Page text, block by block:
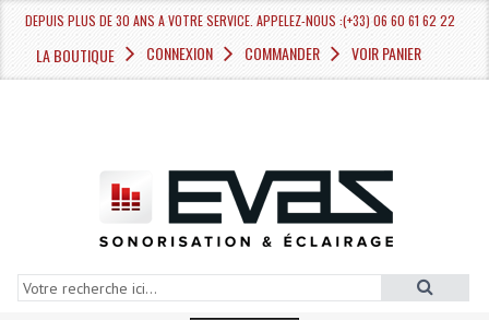
DEPUIS PLUS DE 30 ANS A VOTRE SERVICE. APPELEZ-NOUS :(+33) 06 60 61 62 22
LA BOUTIQUE CONNEXION COMMANDER VOIR PANIER